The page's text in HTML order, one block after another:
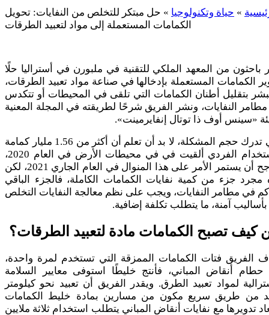
» حياة وتكنولوجيا » حل مبتكر للتخلص من النفايات: تحويل
الكمامات المستعملة إلى مواد لتعبيد الطرقات
باحثون من المعهد الملكي للتقنية في ملبورن في أستراليا حلًا
الكمامات المستعملة بإدخالها في صناعة مواد تعبيد الطرقات،
بتقليل أطنان الكمامات التي تلقى في المحيطات أو تتكدس
النفايات، ونشر الفريق شرحًا لطريقته في المجلة المعنية
«سينس أوف ذا توتال إنفايرمينت».
وكي تدرك حجم المشكلة، لا بد أن تعلم أن أكثر من 1.56 مليار كمامة
للاستخدام الفردي ألقيت في في محيطات الأرض في العام 2020،
ويرجح أن يستمر الأمر على هذا المنوال في العام الجاري 2021، لكن
مجرد جزء من كمية نفايات الكمامات الكاملة، فالجزء الباقي
في مطامر النفايات، ويجب على نظم معالجة النفايات التخلص
آمنة، ما يتطلب تكلفة إضافية.
كيف تصبح الكمامات مادة لتعبيد الطرقات؟
الفريق فتات الكمامات الممزقة التي تستخدم لمرة واحدة،
حطام أنقاض المباني، فأنتج خليطًا استوفى معايير السلامة
لمواد تعبيد الطرق. ويقدر الفريق أن تعبيد نحو كيلومتر
من طريق سريع مكون من مسارين بمادة خليط الكمامات
تدويرها مع نفايات أنقاض المباني يتطلب استخدام ثلاثة ملايين